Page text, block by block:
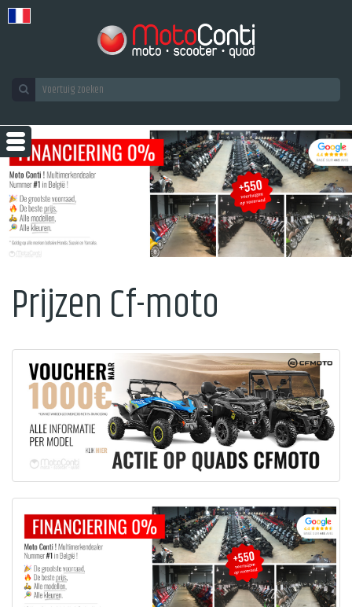
Prijzen Cf-moto